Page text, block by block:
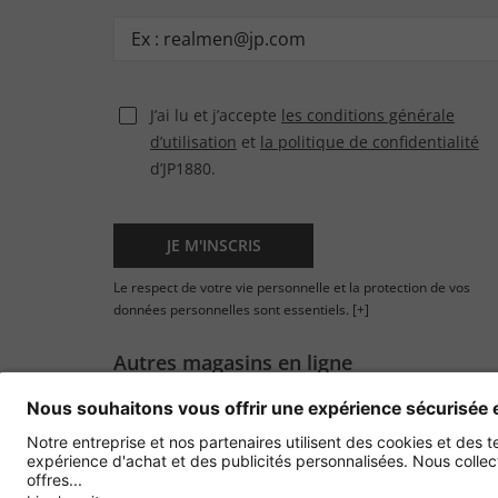
J’ai lu et j’accepte les conditions générale
d’utilisation et la politique de confidentialité
d’JP1880.
JE M'INSCRIS
Le respect de votre vie personnelle et la protection de vos
données personnelles sont essentiels. [+]
Autres magasins en ligne
France